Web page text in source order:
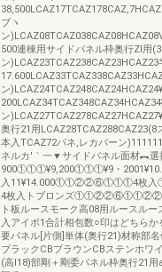
ブヽ
ン
500連棟用サイドパネル枠奥行Zl用(3
ン)LCAZ23TCAZ238CAZ23HCAZ23
ン
ン
奥行21用
本入TCAZ72パネ,レカバーン
ネルカ′｀一▼サイドバネル面材︻選
900①①①¥9,200①①①¥9・
入11¥14.000①①②②⑥①①①4枚入
4枚入トブロンズ①①②②⑥①①②②③
ト板ルースモーク高08用ルースル
入アイボ1合計相包数○印はどちら
要パネル[片側]単体(奥行21)材称部
ブラックCBブラウンCBステンホワ
(高l18)部剛＋剛委パネル枠奥行21用